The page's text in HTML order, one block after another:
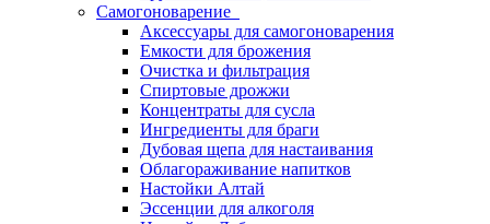
Самогоноварение
Аксессуары для самогоноварения
Емкости для брожения
Очистка и фильтрация
Спиртовые дрожжи
Концентраты для сусла
Ингредиенты для браги
Дубовая щепа для настаивания
Облагораживание напитков
Настойки Алтай
Эссенции для алкоголя